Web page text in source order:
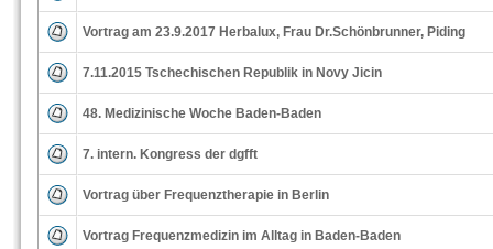
Vortrag am 23.9.2017 Herbalux, Frau Dr.Schönbrunner, Piding
7.11.2015 Tschechischen Republik in Novy Jicin
48. Medizinische Woche Baden-Baden
7. intern. Kongress der dgfft
Vortrag über Frequenztherapie in Berlin
Vortrag Frequenzmedizin im Alltag in Baden-Baden